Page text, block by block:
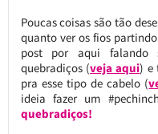
Poucas coisas são tão
quanto ver os fios
post por aqui falando
quebradiços (veja aqui) e
pra esse tipo de cabelo (
ideia fazer um
quebradiços!